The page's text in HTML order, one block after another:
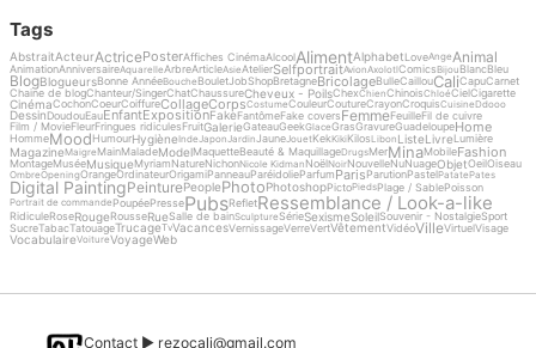
Tags
AbstraitActeurActricePosterAffiches CinémaAlcoolAlimentAlphabetLoveAnge Animal
AnimationAnniversaireAquarelleArbreArticleAsieAtelierSelfportraitAvionAxolotlComicsBijou BlancBleu
BlogBlogueursBonne AnnéeBouche BouletJobShopBretagneBricolageBulleCaillouCaliCapuCarnet
Chaine de blogChanteur/SingerChatChaussureCheveux - PoilsChexChienChinoisChloéCielCigarette
CinémaCochonCoeurCoiffureCollageCorpsCostumeCouleurCoutureCrayonCroquisCuisineDdooo
DessinDoudouEauEnfantExpositionFakeFantômeFake coversFemmeFeuilleFil de cuivre
Film / MovieFleurFringues ridiculesFruitGalerieGateauGeekGlaceGrasGravureGuadeloupeHome
HommeMoodHumourHygièneInde Japon JardinJaune Jouet KekKikiKilosLibon ListeLivreLumière
MagazineMaigre MainMaladeModelMaquetteBeauté & MaquillageDrugsMerMinaMobileFashion
MontageMuséeMusiqueMyriamNatureNichonNicole Kidman NoëlNoirNouvelleNuNuageObjetOeilOiseau
OmbreOpeningOrangeOrdinateurOrigamiPanneauParéidolieParfumParisParutionPastelPatatePates
Digital PaintingPeinturePeoplePhotoPhotoshopPictoPiedsPlage / SablePoisson
Portrait de commande PoupéePressePubsRefletRessemblance / Look-a-like
RidiculeRoseRougeRousseRueSalle de bainSculptureSérieSexismeSoleilSouvenir - NostalgieSport
SucreTabacTatouageTrucageTvVacancesVernissageVerreVertVêtementVidéoVilleVirtuelVisage
VocabulaireVoitureVoyageWeb
Contact ► rezocali@gmail.com